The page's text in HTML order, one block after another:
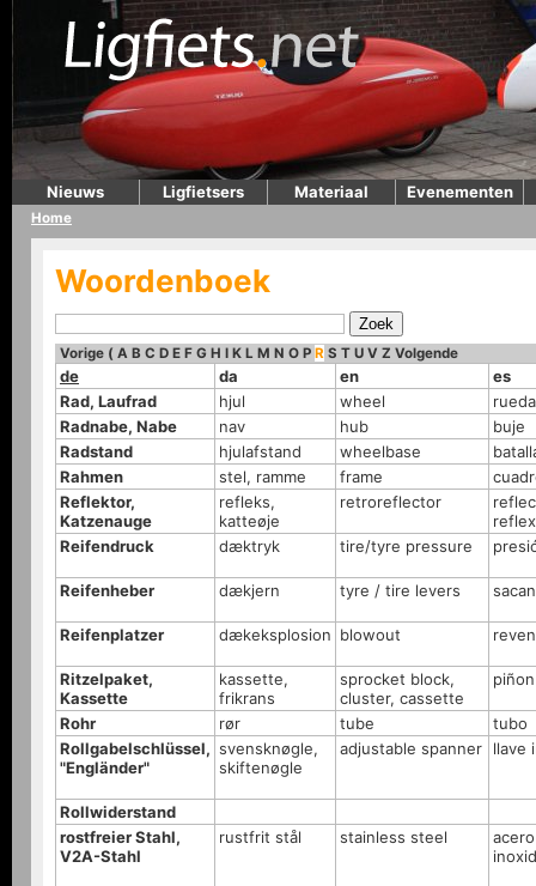
Nieuws Ligfietsers Materiaal Evenementen
Home
Woordenboek
Vorige ( A B C D E F G H I K L M N O P R S T U V Z Volgende
de da en
es
Rad, Laufrad
hjul wheel
rueda
Radnabe, Nabe
nav hub
buje
Radstand
hjulafstand wheelbase
Rahmen
stel, ramme frame
Reflektor,
Katzenauge
refleks,
katteøje
retroreflector
Reifendruck
dæktryk tire/tyre pressure
Reifenheber dækjern tyre / tire levers
Reifenplatzer dækeksplosion blowout
Ritzelpaket,
Kassette
kassette,
frikrans
sprocket block,
cluster, cassette
piñon
Rohr rør tube
tubo
Rollgabelschlüssel,
"Engländer"
svensknøgle,
skiftenøgle
adjustable spanner llave
Rollwiderstand
rostfreier Stahl,
V2A-Stahl
rustfrit stål stainless steel
acero